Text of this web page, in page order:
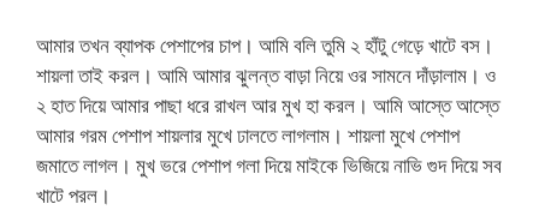
আমার তখন ব্যাপক পেশাপের চাপ। আমি বলি তুমি ২ হাঁটু গেড়ে খাটে বস।
শায়লা তাই করল। আমি আমার ঝুলন্ত বাড়া নিয়ে ওর সামনে দাঁড়ালাম। ও
২ হাত দিয়ে আমার পাছা ধরে রাখল আর মুখ হা করল। আমি আস্তে আস্তে
আমার গরম পেশাপ শায়লার মুখে ঢালতে লাগলাম। শায়লা মুখে পেশাপ
জমাতে লাগল। মুখ ভরে পেশাপ গলা দিয়ে মাইকে ভিজিয়ে নাভি গুদ দিয়ে সব
খাটে পরল।